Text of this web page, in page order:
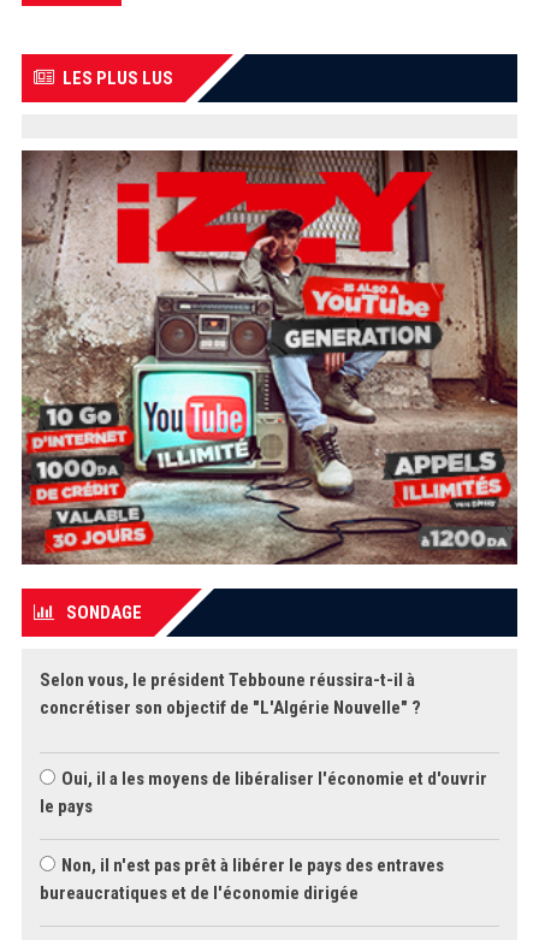
LES PLUS LUS
SONDAGE
Selon vous, le président Tebboune réussira-t-il à
concrétiser son objectif de "L'Algérie Nouvelle" ?
Oui, il a les moyens de libéraliser l'économie et d'ouvrir
le pays
Non, il n'est pas prêt à libérer le pays des entraves
bureaucratiques et de l'économie dirigée